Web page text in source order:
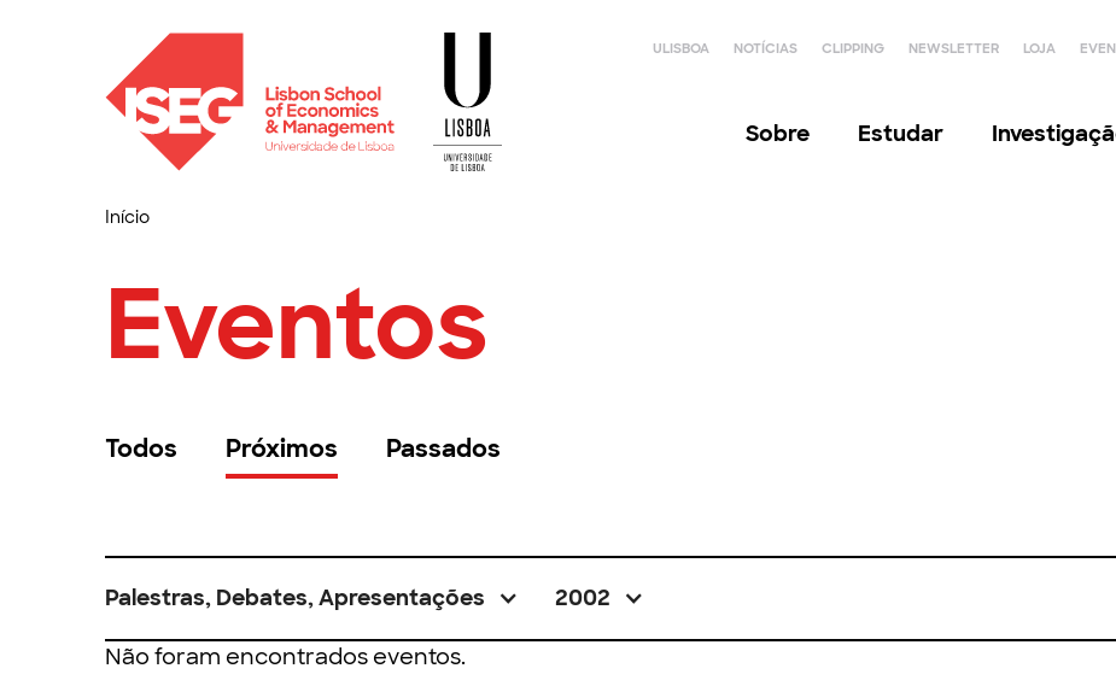
ULISBOA NOTÍCIAS CLIPPING NEWSLETTER LOJA
Sobre Estudar
Início
Eventos
Todos Próximos Passados
Palestras, Debates, Apresentações 2002
Não foram encontrados eventos.